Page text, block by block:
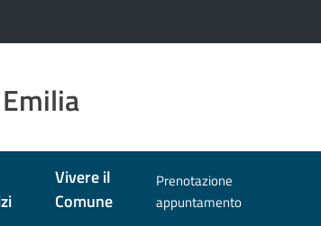
Vivere il
Comune
Menu selezionato
Prenotazione
appuntamento